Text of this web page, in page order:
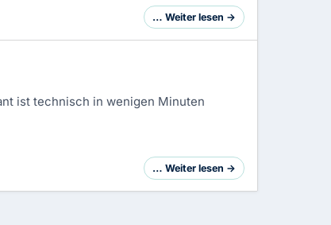
… Weiter lesen →
ist technisch in wenigen Minuten
… Weiter lesen →